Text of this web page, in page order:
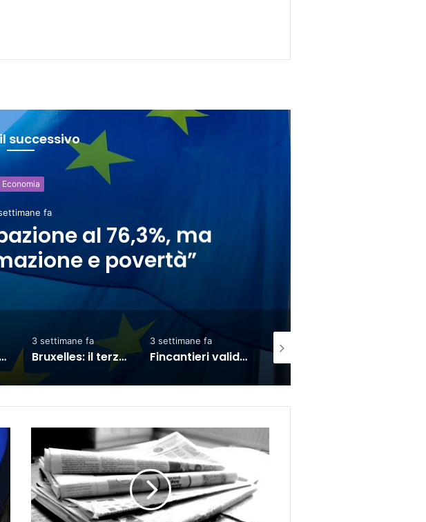
successivo
Carburanti, salgono prezzi: diesel self vola
oltre i 2 euro al litro
fa
Bruxelles: il terzo Consiglio sul commercio Ue-India, partnership rafforzata
3 settimane fa
Fincantieri valida i sistemi digitali a esercitazione Nato nel Leccese
1 settimana fa
Carburanti: da oggi il taglio accise sul diesel, ecco cosa sta succedendo